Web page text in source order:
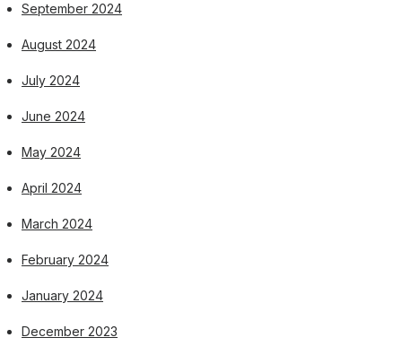
September 2024
August 2024
July 2024
June 2024
May 2024
April 2024
March 2024
February 2024
January 2024
December 2023